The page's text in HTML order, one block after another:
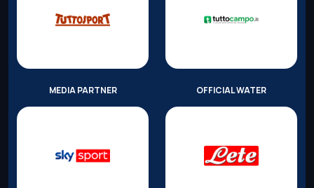
MEDIA PARTNER OFFICIAL WATER